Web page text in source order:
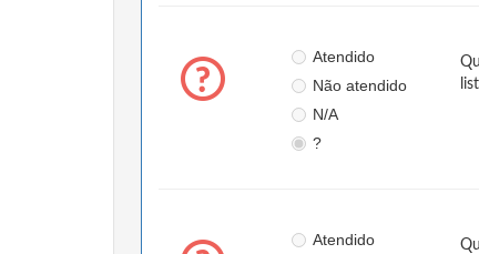
Atendido
Não atendido
N/A
?
Atendido